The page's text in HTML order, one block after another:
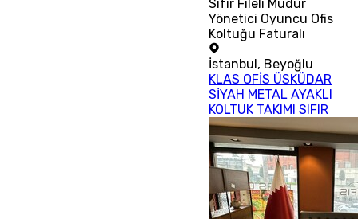
Sıfır Fileli Müdür
Yönetici Oyuncu Ofis
Koltuğu Faturalı
İstanbul , Beyoğlu
KLAS OFİS ÜSKÜDAR
SİYAH METAL AYAKLI
KOLTUK TAKIMI SIFIR